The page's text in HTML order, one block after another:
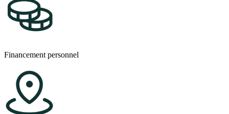
Financement personnel